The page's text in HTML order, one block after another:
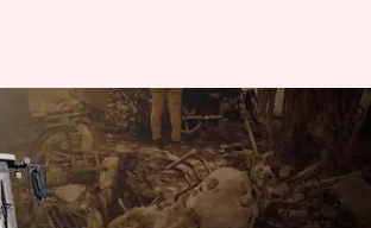
हापुड़ में टोल टैक्स मांगने
चालक नाराज, तोड़फोड़